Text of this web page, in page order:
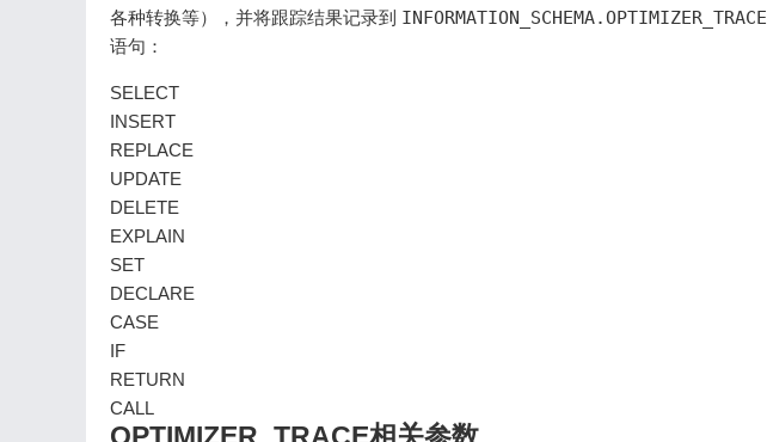
各种转换等），并将跟踪结果记录到 INFORMATION_SCHEMA.OPTIMIZER_TRACE
语句：
SELECT
INSERT
REPLACE
UPDATE
DELETE
EXPLAIN
SET
DECLARE
CASE
IF
RETURN
CALL